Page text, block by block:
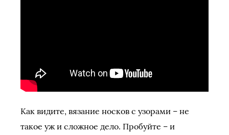
Как видите, вязание носков с узорами – не
такое уж и сложное дело. Пробуйте – и